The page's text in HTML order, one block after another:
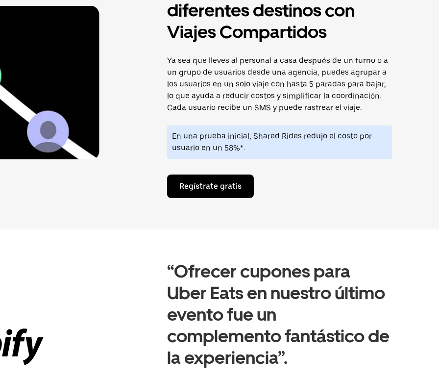
diferentes destinos con
Viajes Compartidos
Ya sea que lleves al personal a casa después de un turno o a
un grupo de usuarios desde una agencia, puedes agrupar a
los usuarios en un solo viaje con hasta 5 paradas para bajar,
lo que ayuda a reducir costos y simplificar la coordinación.
Cada usuario recibe un SMS y puede rastrear el viaje.
En una prueba inicial, Shared Rides redujo el costo por
usuario en un 58%*.
Regístrate gratis
“Ofrecer cupones para
Uber Eats en nuestro último
evento fue un
complemento fantástico de
la experiencia”.